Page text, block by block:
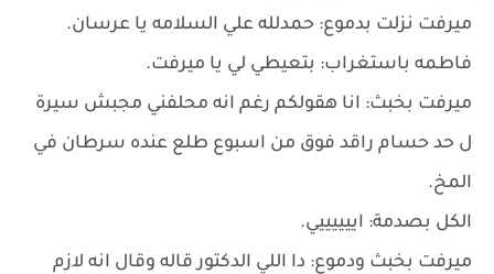
ميرفت نزلت بدموع: حمدلله علي السلامه يا عرسان.
فاطمه باستغراب: بتعيطي لي يا ميرفت.
ميرفت بخبث: انا هقولكم رغم انه محلفني مجبش سيرة
ل حد حسام راقد فوق من اسبوع طلع عنده سرطان في
المخ.
الكل بصدمة: اييييييي.
ميرفت بخبث ودموع: دا اللي الدكتور قاله وقال انه لازم